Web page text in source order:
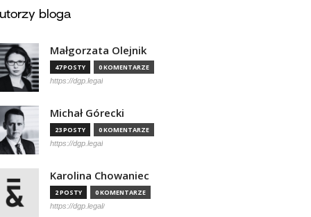
bloga
Małgorzata Olejnik
47 POSTY 0 KOMENTARZE
https://dgp.legal
Michał Górecki
23 POSTY 0 KOMENTARZE
https://dgp.legal
Karolina Chowaniec
2 POSTY 0 KOMENTARZE
https://dgp.legal/